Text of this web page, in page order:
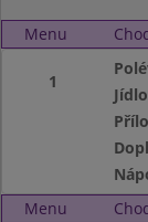
Menu
1
Jídlo
Menu